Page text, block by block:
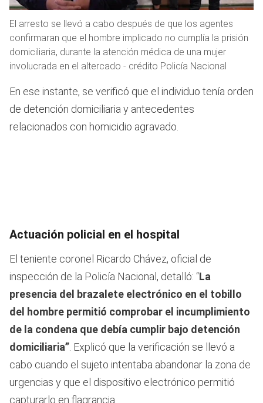
El arresto se llevó a cabo después de que los agentes
confirmaran que el hombre implicado no cumplía la prisión
domiciliaria, durante la atención médica de una mujer
involucrada en el altercado - crédito Policía Nacional
En ese instante, se verificó que el individuo tenía orden
de detención domiciliaria y antecedentes
relacionados con homicidio agravado.
Actuación policial en el hospital
El teniente coronel Ricardo Chávez, oficial de
inspección de la Policía Nacional, detalló: “La
presencia del brazalete electrónico en el tobillo
del hombre permitió comprobar el incumplimiento
de la condena que debía cumplir bajo detención
domiciliaria” . Explicó que la verificación se llevó a
cabo cuando el sujeto intentaba abandonar la zona de
urgencias y que el dispositivo electrónico permitió
capturarlo en flagrancia.